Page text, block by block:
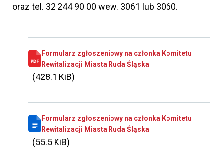
oraz tel. 32 244 90 00 wew. 3061 lub 3060.
Formularz zgłoszeniowy na członka Komitetu
Rewitalizacji Miasta Ruda Śląska
(428.1 KiB)
Formularz zgłoszeniowy na członka Komitetu
Rewitalizacji Miasta Ruda Śląska
(55.5 KiB)